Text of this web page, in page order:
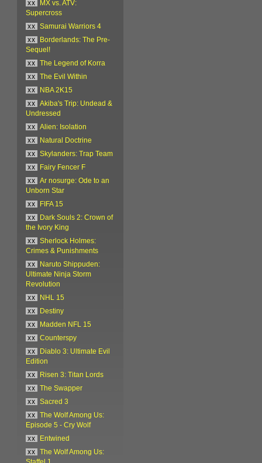
xx
MX vs. ATV:
Supercross
xx
Samurai Warriors 4
xx
Borderlands: The Pre-
Sequel!
xx
The Legend of Korra
xx
The Evil Within
xx
NBA 2K15
xx
Akiba's Trip: Undead &
Undressed
xx
Alien: Isolation
xx
Natural Doctrine
xx
Skylanders: Trap Team
xx
Fairy Fencer F
xx
Ar nosurge: Ode to an
Unborn Star
xx
FIFA 15
xx
Dark Souls 2: Crown of
the Ivory King
xx
Sherlock Holmes:
Crimes & Punishments
xx
Naruto Shippuden:
Ultimate Ninja Storm
Revolution
xx
NHL 15
xx
Destiny
xx
Madden NFL 15
xx
Counterspy
xx
Diablo 3: Ultimate Evil
Edition
xx
Risen 3: Titan Lords
xx
The Swapper
xx
Sacred 3
xx
The Wolf Among Us:
Episode 5 - Cry Wolf
xx
Entwined
xx
The Wolf Among Us: